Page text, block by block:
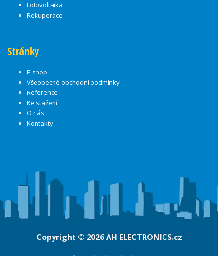
Fotovoltaika
Rekuperace
Stránky
E-shop
Všeobecné obchodní podmínky
Reference
Ke stažení
O nás
Kontakty
Copyright © 2026AH ELECTRONICS.cz